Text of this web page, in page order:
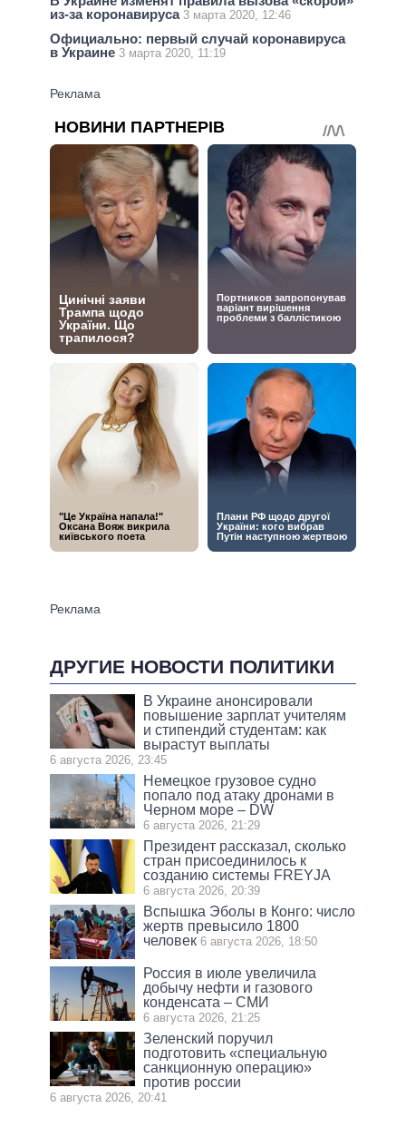
из-за коронавируса 3 марта 2020, 12:46
Официально: первый случай коронавируса
в Украине 3 марта 2020, 11:19
ДРУГИЕ НОВОСТИ ПОЛИТИКИ
В Украине анонсировали
повышение зарплат учителям
и стипендий студентам: как
вырастут выплаты
6 августа 2026, 23:45
Немецкое грузовое судно
попало под атаку дронами в
Черном море – DW
6 августа 2026, 21:29
Президент рассказал, сколько
стран присоединилось к
созданию системы FREYJA
6 августа 2026, 20:39
Вспышка Эболы в Конго: число
жертв превысило 1800
человек 6 августа 2026, 18:50
Россия в июле увеличила
добычу нефти и газового
конденсата – СМИ
6 августа 2026, 21:25
Зеленский поручил
подготовить «специальную
санкционную операцию»
против россии
6 августа 2026, 20:41